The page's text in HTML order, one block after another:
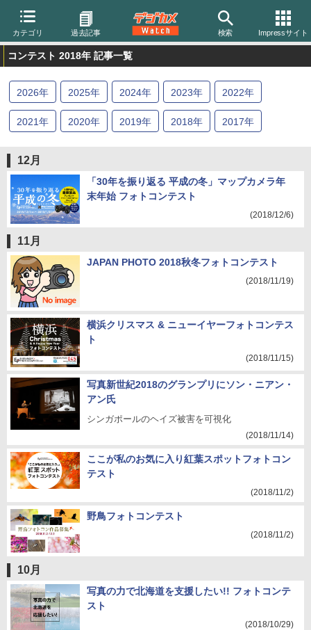
カテゴリ 過去記事 検索 Impressサイト
コンテスト 2018年 記事一覧
2026年 2025年 2024年 2023年 2022年
2021年 2020年 2019年 2018年 2017年
12月
「30年を振り返る 平成の冬」マップカメラ年
末年始 フォトコンテスト
(2018/12/6)
11月
JAPAN PHOTO 2018秋冬フォトコンテスト
(2018/11/19)
横浜クリスマス & ニューイヤーフォトコンテス
ト
(2018/11/15)
写真新世紀2018のグランプリにソン・ニアン・
アン氏
シンガポールのヘイズ被害を可視化
(2018/11/14)
ここが私のお気に入り紅葉スポットフォトコン
テスト
(2018/11/2)
野鳥フォトコンテスト
(2018/11/2)
10月
写真の力で北海道を支援したい!! フォトコンテ
スト
(2018/10/29)